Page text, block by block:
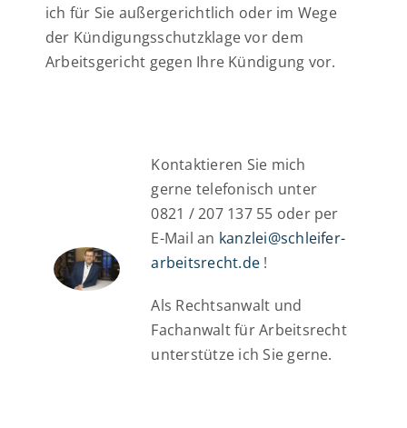
ich für Sie außergerichtlich oder im Wege
der Kündigungsschutzklage vor dem
Arbeitsgericht gegen Ihre Kündigung vor.
Kontaktieren Sie mich
gerne telefonisch unter
0821 / 207 137 55 oder per
E-Mail an kanzlei@schleifer-
arbeitsrecht.de !
Als Rechtsanwalt und
Fachanwalt für Arbeitsrecht
unterstütze ich Sie gerne.